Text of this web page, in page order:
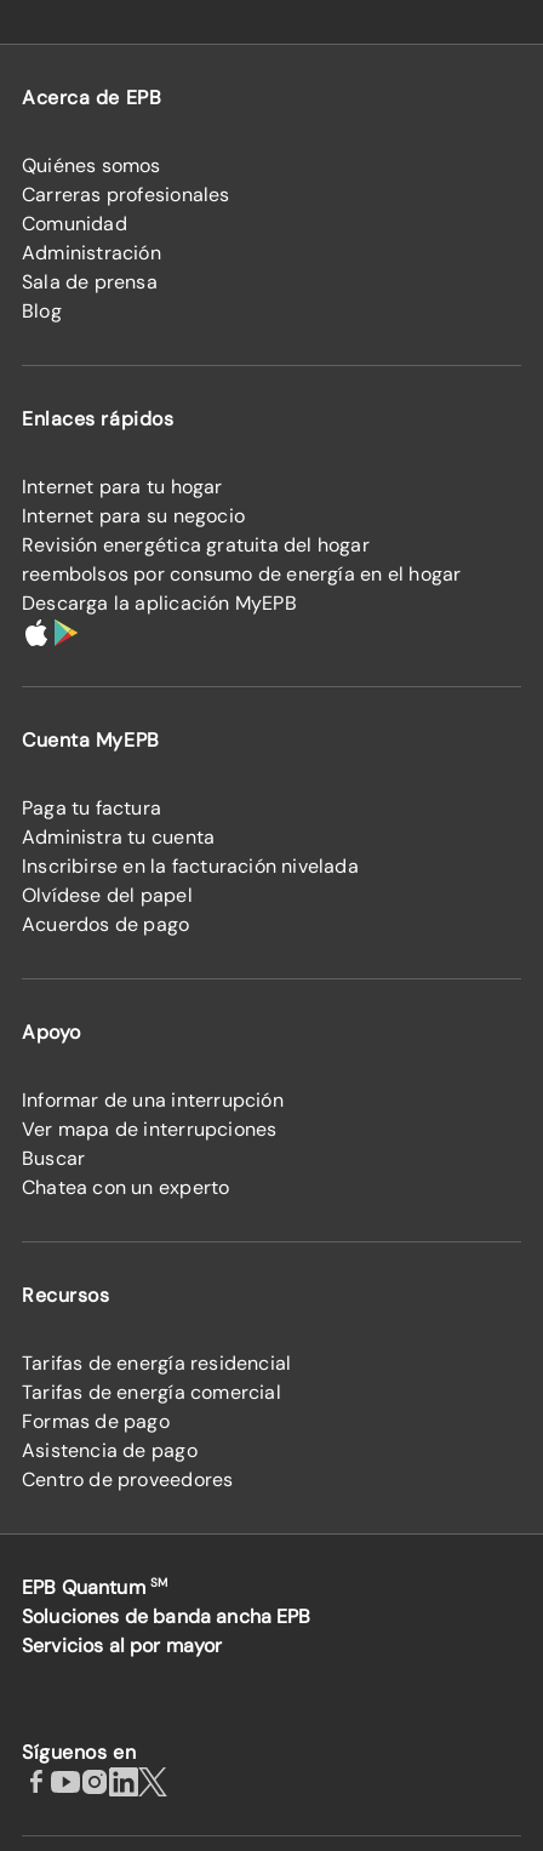
Acerca de EPB
Quiénes somos
Carreras profesionales
Comunidad
Administración
Sala de prensa
Blog
Enlaces rápidos
Internet para tu hogar
Internet para su negocio
Revisión energética gratuita del hogar
reembolsos por consumo de energía en el hogar
Descarga la aplicación MyEPB
Cuenta MyEPB
Paga tu factura
Administra tu cuenta
Inscribirse en la facturación nivelada
Olvídese del papel
Acuerdos de pago
Apoyo
Informar de una interrupción
Ver mapa de interrupciones
Buscar
Chatea con un experto
Recursos
Tarifas de energía residencial
Tarifas de energía comercial
Formas de pago
Asistencia de pago
Centro de proveedores
EPB Quantum SM
Soluciones de banda ancha EPB
Servicios al por mayor
Síguenos en